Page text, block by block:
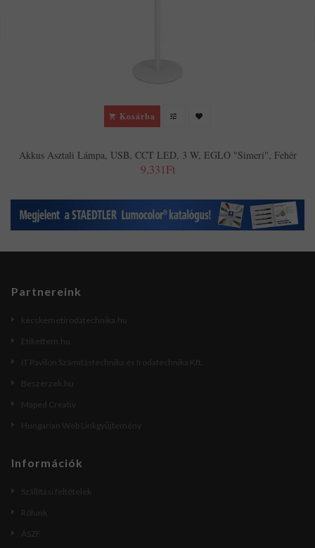
Kosárba
Akkus Asztali Lámpa, USB, CCT LED, 3 W, EGLO "Simeri", Fehér
9,331Ft
Partnereink
kecskemetirodatechnika.hu
Etikettem.hu
IT Pavilon Számítástechnika és Irodatechnika Kft.
Beszerzek.hu
Maped Creativ
Hungarian Web Linkgyűjtemény
Információk
Szállítási feltételek
Rólunk
ÁSZF